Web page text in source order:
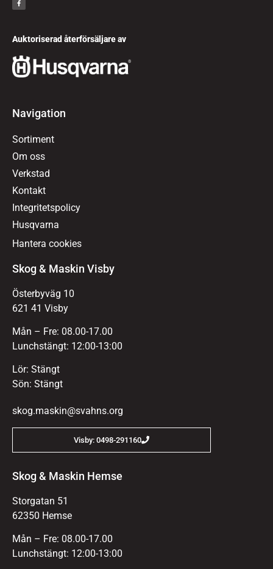
Auktoriserad återförsäljare av
Navigation
Sortiment
Om oss
Verkstad
Kontakt
Integritetspolicy
Husqvarna
Hantera cookies
Skog & Maskin Visby
Österbyväg 10
621 41 Visby
Mån – Fre: 08.00-17.00
Lunchstängt: 12:00-13:00
Lör: Stängt
Sön: Stängt
skog.maskin@svahns.org
Visby: 0498-291160
Skog & Maskin Hemse
Storgatan 51
62350 Hemse
Mån – Fre: 08.00-17.00
Lunchstängt: 12:00-13:00